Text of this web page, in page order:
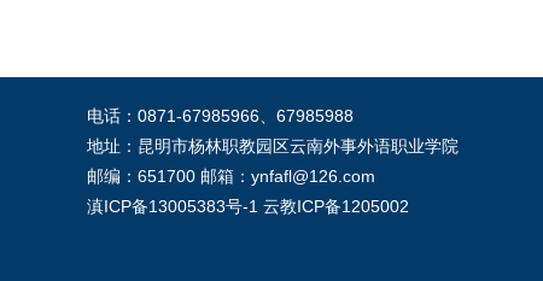
电话：0871-67985966、67985988
地址：昆明市杨林职教园区云南外事外语职业学院
邮编：651700 邮箱：ynfafl@126.com
滇ICP备13005383号-1 云教ICP备1205002